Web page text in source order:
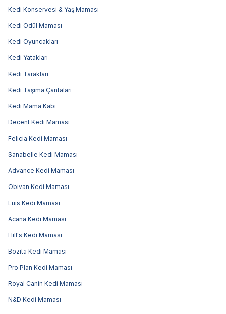
Kedi Konservesi & Yaş Maması
Kedi Ödül Maması
Kedi Oyuncakları
Kedi Yatakları
Kedi Tarakları
Kedi Taşıma Çantaları
Kedi Mama Kabı
Decent Kedi Maması
Felicia Kedi Maması
Sanabelle Kedi Maması
Advance Kedi Maması
Obivan Kedi Maması
Luis Kedi Maması
Acana Kedi Maması
Hill's Kedi Maması
Bozita Kedi Maması
Pro Plan Kedi Maması
Royal Canin Kedi Maması
N&D Kedi Maması